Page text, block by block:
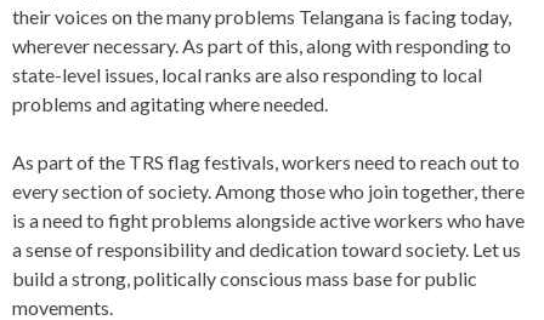
their voices on the many problems Telangana is facing today,
wherever necessary. As part of this, along with responding to
state-level issues, local ranks are also responding to local
problems and agitating where needed.
As part of the TRS flag festivals, workers need to reach out to
every section of society. Among those who join together, there
is a need to fight problems alongside active workers who have
a sense of responsibility and dedication toward society. Let us
build a strong, politically conscious mass base for public
movements.